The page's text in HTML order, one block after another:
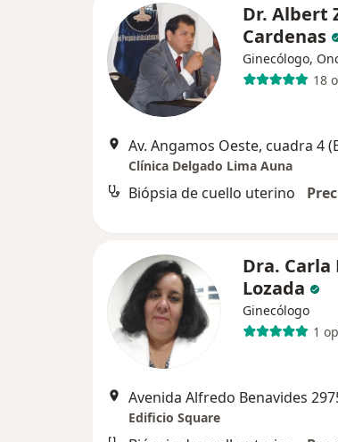
Dr. Albert
Cardenas
Ginecólogo,
18
Clínica Delgado Lima Auna
Biópsia de cuello uterino
Dra. Carla
Lozada
Ginecólogo
1
Edificio Square